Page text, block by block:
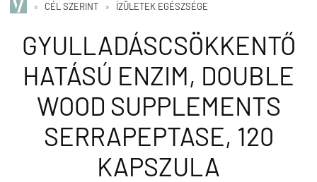
» CÉL SZERINT » ÍZÜLETEK EGÉSZSÉGE
GYULLADÁSCSÖKKENTŐ
HATÁSÚ ENZIM, DOUBLE
WOOD SUPPLEMENTS
SERRAPEPTASE, 120
KAPSZULA